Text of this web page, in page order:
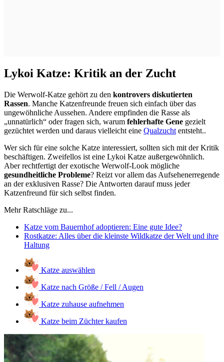
Lykoi Katze: Kritik an der Zucht
Die Werwolf-Katze gehört zu den kontrovers diskutierten
Rassen. Manche Katzenfreunde freuen sich einfach über das
ungewöhnliche Aussehen. Andere empfinden die Rasse als
„unnatürlich“ oder fragen sich, warum fehlerhafte Gene gezielt
gezüchtet werden und daraus vielleicht eine Qualzucht entsteht..
Wer sich für eine solche Katze interessiert, sollten sich mit der Kritik
beschäftigen. Zweifellos ist eine Lykoi Katze außergewöhnlich.
Aber rechtfertigt der exotische Werwolf-Look mögliche
gesundheitliche Probleme? Reizt vor allem das Aufsehenerregende
an der exklusiven Rasse? Die Antworten darauf muss jeder
Katzenfreund für sich selbst finden.
Mehr Ratschläge zu...
Katze vom Bauernhof adoptieren: Eine gute Idee?
Rostkatze: Alles über die kleinste Wildkatze der Welt und ihre
Haltung
Katze auswählen
Katze nach Größe / Fell / Augen
Katze zuhause aufnehmen
Katze beim Züchter kaufen